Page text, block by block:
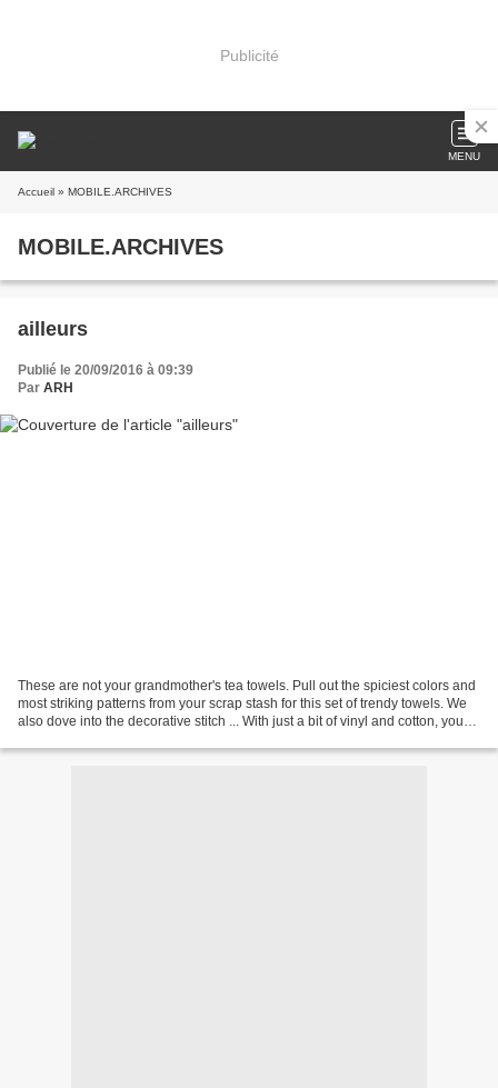
Publicité
MENU
Accueil » MOBILE.ARCHIVES
MOBILE.ARCHIVES
ailleurs
Publié le 20/09/2016 à 09:39
Par ARH
These are not your grandmother's tea towels. Pull out the spiciest colors and
most striking patterns from your scrap stash for this set of trendy towels. We
also dove into the decorative stitch ... With just a bit of vinyl and cotton, you